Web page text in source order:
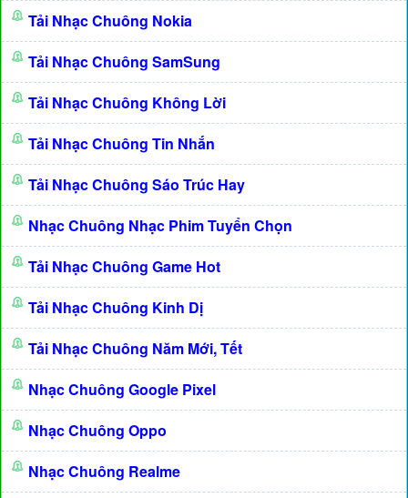
Tải Nhạc Chuông Nokia
Tải Nhạc Chuông SamSung
Tải Nhạc Chuông Không Lời
Tải Nhạc Chuông Tin Nhắn
Tải Nhạc Chuông Sáo Trúc Hay
Nhạc Chuông Nhạc Phim Tuyển Chọn
Tải Nhạc Chuông Game Hot
Tải Nhạc Chuông Kinh Dị
Tải Nhạc Chuông Năm Mới, Tết
Nhạc Chuông Google Pixel
Nhạc Chuông Oppo
Nhạc Chuông Realme